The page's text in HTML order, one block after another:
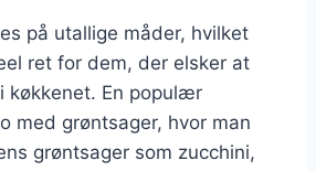
på utallige måder, hvilket
ret for dem, der elsker at
køkkenet. En populær
med grøntsager, hvor man
grøntsager som zucchini,